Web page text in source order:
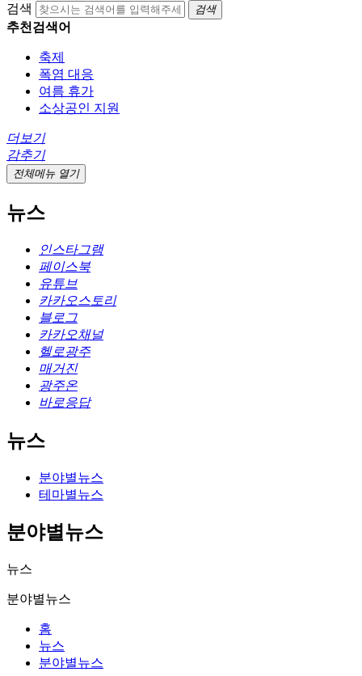
검색 검색
추천검색어
축제
폭염 대응
여름 휴가
소상공인 지원
더보기
감추기
전체메뉴 열기
뉴스
인스타그램
페이스북
유튜브
카카오스토리
블로그
카카오채널
헬로광주
매거진
광주온
바로응답
뉴스
분야별뉴스
테마별뉴스
분야별뉴스
뉴스
분야별뉴스
홈
뉴스
분야별뉴스